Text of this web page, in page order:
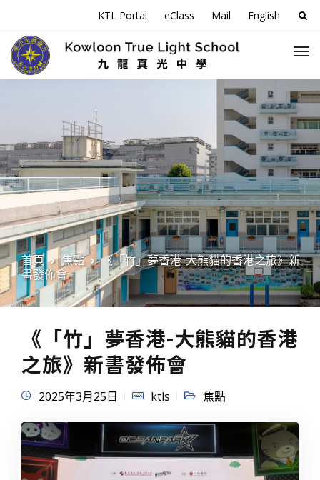
KTL Portal eClass Mail English
搜
尋
關
於
首頁 焦點
《「竹」夢香港-大熊貓的香港之旅》新
書發佈會
《「竹」夢香港-大熊貓的香港
之旅》新書發佈會
2025年3月25日 ktls 焦點